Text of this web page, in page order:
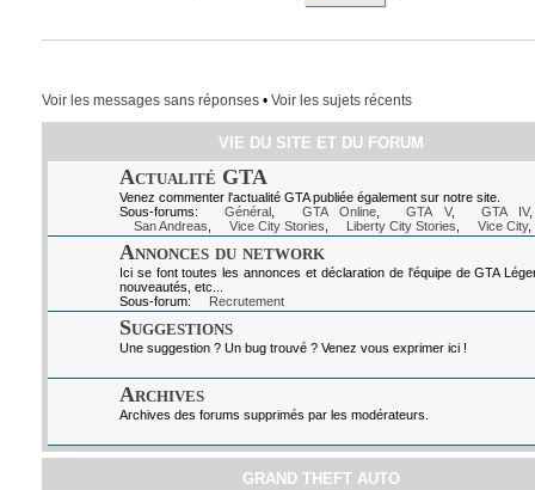
Voir les messages sans réponses• Voir les sujets récents
VIE DU SITE ET DU FORUM
Actualité GTA
Venez commenter l'actualité GTA publiée également sur notre site.
Sous-forums:
Général GTA Online, GTA V, GTA IV
San Andreas
Vice City Stories Liberty City Stories Vice City,
Annonces du network
Ici se font toutes les annonces et déclaration de l'équipe de GTA
nouveautés, etc...
Sous-forum:
Recrutement
Suggestions
Une suggestion ? Un bug trouvé ? Venez vous exprimer ici !
Archives
Archives des forums supprimés par les modérateurs.
GRAND THEFT AUTO